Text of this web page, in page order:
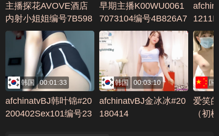
主播探花AVOVE酒店
内射小姐姐编号7B598
482
早期主播K00WU0061
7073104编号4B826A7
A
F0524
韩国 00:01:33
afchinatvBJ韩叶锦#20
200402Sex101编号23
韩国 00:03:10
afchinatvBJ金冰冰#20
180414
国
爱笑
（初